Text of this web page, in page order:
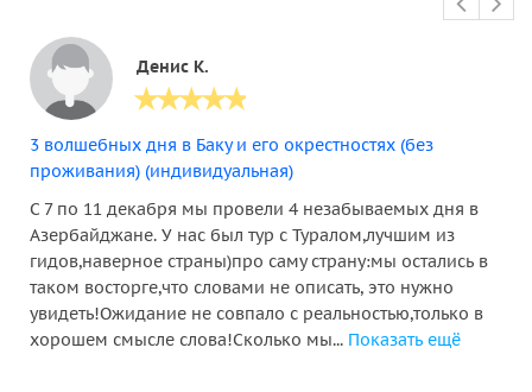
Денис К.
3 волшебных дня в Баку и его окрестностях (без
проживания) (индивидуальная)
С 7 по 11 декабря мы провели 4 незабываемых дня в
Азербайджане. У нас был тур с Туралом,лучшим из
гидов,наверное страны)про саму страну:мы остались в
таком восторге,что словами не описать, это нужно
увидеть!Ожидание не совпало с реальностью,только в
хорошем смысле слова!Сколько мы... Показать ещё